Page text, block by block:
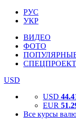
РУС
УКР
ВИДЕО
ФОТО
USD
USD
EUR
Все курсы